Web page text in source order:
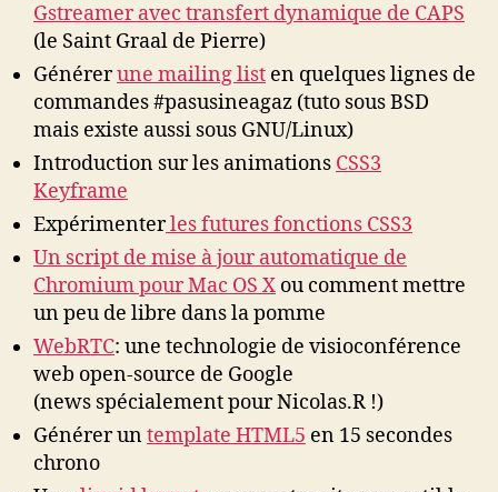
Gstreamer avec transfert dynamique de CAPS
(le Saint Graal de Pierre)
Générerune mailing list en quelques lignes de
commandes #pasusineagaz (tuto sous BSD
mais existe aussi sous GNU/Linux)
Introduction sur les animations CSS3
Keyframe
Expérimenterles futures fonctions CSS3
Un script de mise à jour automatique de
Chromium pour Mac OS X ou comment mettre
un peu de libre dans la pomme
WebRTC: une technologie de visioconférence
web open-source de Google
(news spécialement pour Nicolas.R !)
Générer untemplate HTML5 en 15 secondes
chrono